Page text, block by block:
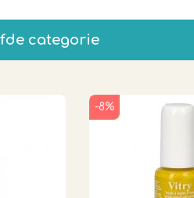
categorie
-8%